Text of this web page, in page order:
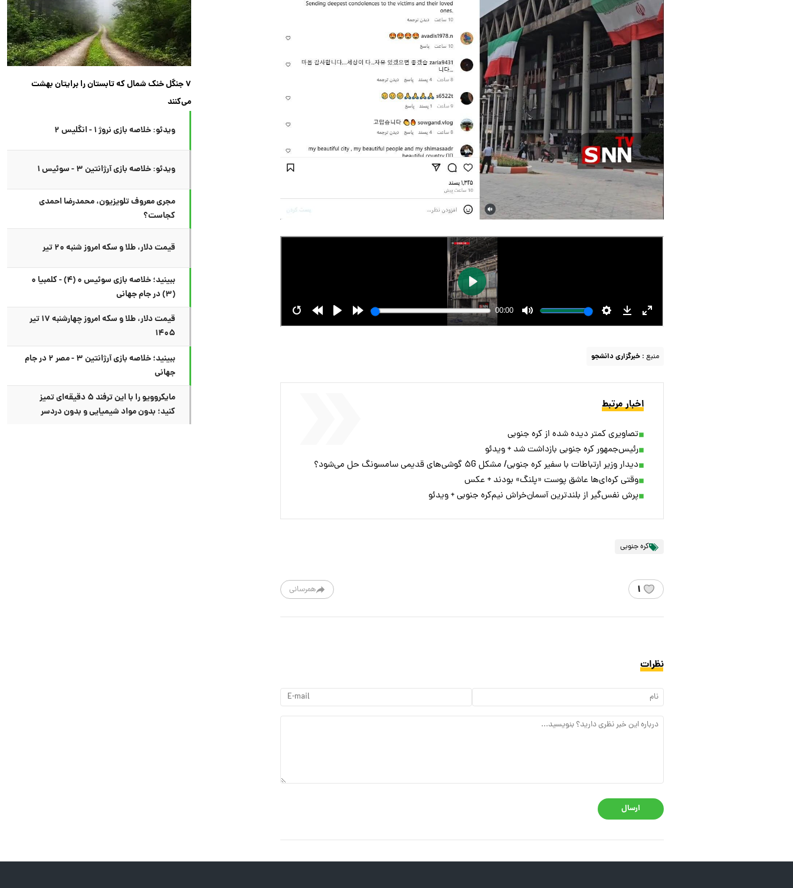
منبع : خبرگزاری دانشجو
اخبار مرتبط
تصاویری کمتر دیده شده از کره جنوبی
رئیس‌جمهور کره جنوبی بازداشت شد + ویدئو
دیدار وزیر ارتباطات با سفیر کره جنوبی/ مشکل ۵G گوشی‌های قدیمی سامسونگ حل می‌شود؟
وقتی کره‌ای‌ها عاشق پوست «پلنگ» بودند + عکس
پرش نفس‌گیر از بلندترین آسمان‌خراش نیم‌کره جنوبی + ویدئو
کره جنوبی
همرسانی ۱
نظرات
ارسال
۷ جنگل خنک شمال که تابستان را برایتان بهشت
می‌کنند
ویدئو: خلاصه بازی نروژ ۱ - انگلیس ۲
ویدئو: خلاصه بازی آرژانتین ۳ - سوئیس ۱
مجری معروف تلویزیون، محمدرضا احمدی
کجاست؟
قیمت دلار، طلا و سکه امروز شنبه ۲۰ تیر
ببینید؛ خلاصه بازی سوئیس ۰ (۴) - کلمبیا ۰
(۳) در جام جهانی
قیمت دلار، طلا و سکه امروز چهارشنبه ۱۷ تیر
۱۴۰۵
ببینید؛ خلاصه بازی آرژانتین ۳ - مصر ۲ در جام
جهانی
مایکروویو را با این ترفند ۵ دقیقه‌ای تمیز
کنید؛ بدون مواد شیمیایی و بدون دردسر